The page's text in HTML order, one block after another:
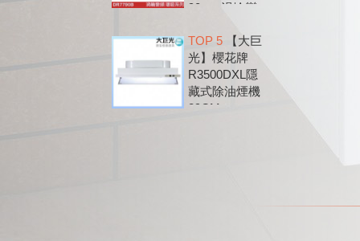
90cm 渦輪變
除油煙機
DR7790B
TOP 5【大巨
光】櫻花牌
R3500DXL隱
藏式除油煙機
89CM